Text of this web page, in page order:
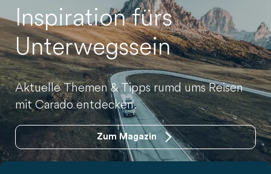
Inspiration fürs
Unterwegssein
Aktuelle Themen & Tipps rumd ums Reisen
mit Carado entdecken.
Zum Magazin